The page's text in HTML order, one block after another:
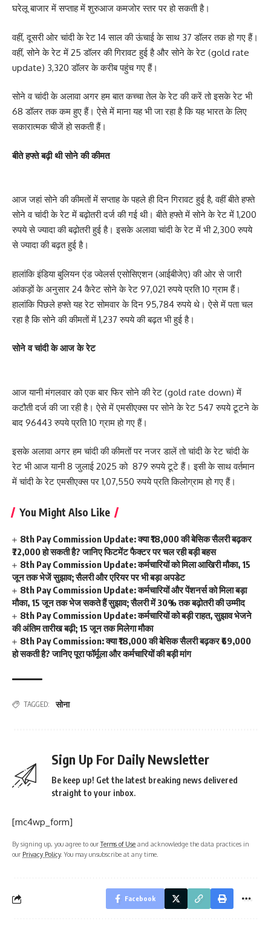
घरेलू बाजार में सप्ताह में शुरुआज कमजोर स्तर पर हो सकती है।
वहीं, दूसरी ओर चांदी के रेट 14 साल की ऊंचाई के साथ 37 डॉलर तक हो गए हैं।
वहीं, सोने के रेट में 25 डॉलर की गिरावट हुई है और सोने के रेट (gold rate
update) 3,320 डॉलर के करीब पहुंच गए हैं।
सोने व चांदी के अलावा अगर हम बात कच्चा तेल के रेट की करें तो इसके रेट भी
68 डॉलर तक कम हुए हैं। ऐसे में माना यह भी जा रहा है कि यह भारत के लिए
सकारात्मक चीजें हो सकती हैं।
बीते हफ्ते बढ़ी थी सोने की कीमत
आज जहां सोने की कीमतों में सप्ताह के पहले ही दिन गिरावट हुई है, वहीं बीते हफ्ते
सोने व चांदी के रेट में बढ़ोतरी दर्ज की गई थी। बीते हफ्ते में सोने के रेट में 1,200
रुपये से ज्यादा की बढ़ोतरी हुई है। इसके अलावा चांदी के रेट में भी 2,300 रुपये
से ज्यादा की बढ़त हुई है।
हालांकि इंडिया बुलियन एंड ज्वेलर्स एसोसिएशन (आईबीजेए) की ओर से जारी
आंकड़ों के अनुसार 24 कैरेट सोने के रेट 97,021 रुपये प्रति 10 ग्राम हैं।
हालांकि पिछले हफ्ते यह रेट सोमवार के दिन 95,784 रुपये थे। ऐसे में पता चल
रहा है कि सोने की कीमतों में 1,237 रुपये की बढ़त भी हुई है।
सोने व चांदी के आज के रेट
आज यानी मंगलवार को एक बार फिर सोने की रेट (gold rate down) में
कटौती दर्ज की जा रही है। ऐसे में एमसीएक्स पर सोने के रेट 547 रुपये टूटने के
बाद 96443 रुपये प्रति 10 ग्राम हो गए हैं।
इसके अलावा अगर हम चांदी की कीमतों पर नजर डालें तो चांदी के रेट चांदी के
रेट भी आज यानी 8 जुलाई 2025 को 879 रुपये टूटे हैं। इसी के साथ वर्तमान
में चांदी के रेट एमसीएक्स पर 1,07,550 रुपये प्रति किलोग्राम हो गए हैं।
You Might Also Like
8th Pay Commission Update: क्या ₹18,000 की बेसिक सैलरी बढ़कर
₹72,000 हो सकती है? जानिए फिटमेंट फैक्टर पर चल रही बड़ी बहस
8th Pay Commission Update: कर्मचारियों को मिला आखिरी मौका, 15
जून तक भेजें सुझाव; सैलरी और एरियर पर भी बड़ा अपडेट
8th Pay Commission Update: कर्मचारियों और पेंशनर्स को मिला बड़ा
मौका, 15 जून तक भेज सकते हैं सुझाव; सैलरी में 30% तक बढ़ोतरी की उम्मीद
8th Pay Commission Update: कर्मचारियों को बड़ी राहत, सुझाव भेजने
की अंतिम तारीख बढ़ी; 15 जून तक मिलेगा मौका
8th Pay Commission: क्या ₹18,000 की बेसिक सैलरी बढ़कर ₹69,000
हो सकती है? जानिए पूरा फॉर्मूला और कर्मचारियों की बड़ी मांग
TAGGED: सोना
Sign Up For Daily Newsletter
Be keep up! Get the latest breaking news delivered
straight to your inbox.
[mc4wp_form]
By signing up, you agree to ourTerms of Use and acknowledge the data practices in
our Privacy Policy. You may unsubscribe at any time.
Facebook